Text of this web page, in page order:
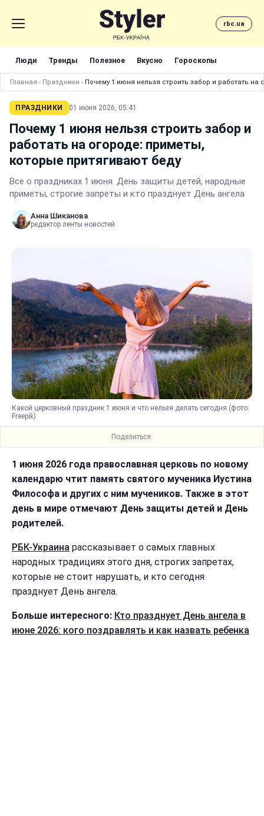
rbc.ua
Люди Тренды Полезное Вкусно Гороскопы
Главная › Праздники › Почему 1 июня нельзя строить забор и работать
ПРАЗДНИКИ 01 июня 2026, 05:41
Почему 1 июня нельзя строить забор и
работать на огороде: приметы,
которые притягивают беду
Все о праздниках 1 июня. День защиты детей, народные
приметы, строгие запреты и кто празднует День ангела
Анна Шиканова
редактор ленты новостей
Какой церковный праздник 1 июня и что нельзя делать сегодня (фото:
Freepik)
Поделиться:
1 июня 2026 года православная церковь по новому
календарю чтит память святого мученика Иустина
Философа и других с ним мучеников. Также в этот
день в мире отмечают День защиты детей и День
родителей.
РБК-Украина рассказывает о самых главных
народных традициях этого дня, строгих запретах,
которые не стоит нарушать, и кто сегодня
празднует День ангела.
Больше интересного: Кто празднует День ангела в
июне 2026: кого поздравлять и как назвать ребенка